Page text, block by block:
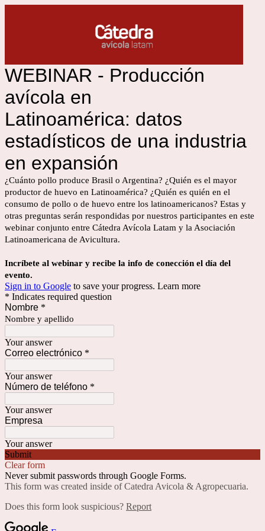
WEBINAR - Producción
avícola en
Latinoamérica: datos
estadísticos de una industria
en expansión
¿Cuánto pollo produce Brasil o Argentina? ¿Quién es el mayor
productor de huevo en Latinoamérica? ¿Quién es quién en el
consumo de pollo o de huevo entre los latinoamericanos? Estas y
otras preguntas serán respondidas por nuestros participantes en este
webinar conjunto entre Cátedra Avícola Latam y la Asociación
Latinoamericana de Avicultura.
Incríbete al webinar y recibe la info de conección el día del
evento.
Sign in to Google to save your progress. Learn more
* Indicates required question
Nombre *
Nombre y apellido
Your answer
Correo electrónico *
Your answer
Número de teléfono *
Your answer
Empresa
Your answer
Submit
Clear form
Never submit passwords through Google Forms.
This form was created inside of Catedra Avicola & Agropecuaria.
Does this form look suspicious? Report